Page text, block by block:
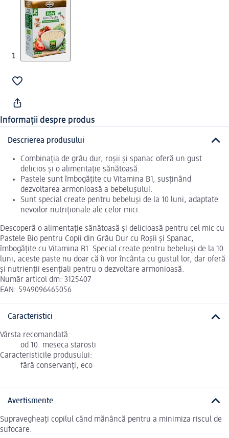
Informații despre produs
Descrierea produsului
Combinația de grâu dur, roșii și spanac oferă un gust
delicios și o alimentație sănătoasă.
Pastele sunt îmbogățite cu Vitamina B1, susținând
dezvoltarea armonioasă a bebelușului.
Sunt special create pentru bebeluși de la 10 luni, adaptate
nevoilor nutriționale ale celor mici.
Descoperă o alimentație sănătoasă și delicioasă pentru cel mic cu
Pastele Bio pentru Copii din Grâu Dur cu Roșii și Spanac,
îmbogățite cu Vitamina B1. Special create pentru bebeluși de la 10
luni, aceste paste nu doar că îi vor încânta cu gustul lor, dar oferă
și nutrienții esențiali pentru o dezvoltare armonioasă.
Număr articol dm: 3125407
EAN: 5949096465056
Caracteristici
Vârsta recomandată:
od 10. meseca starosti
Caracteristicile produsului:
fără conservanți, eco
Avertismente
Supravegheați copilul când mănâncă pentru a minimiza riscul de
sufocare.